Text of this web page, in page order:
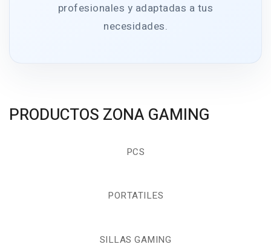
profesionales y adaptadas a tus
necesidades.
PRODUCTOS ZONA GAMING
PCS
PORTATILES
SILLAS GAMING